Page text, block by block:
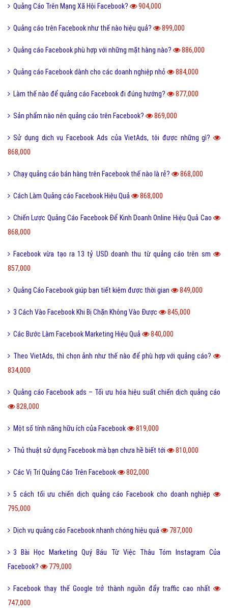
Quảng Cáo Trên Mạng Xã Hội Facebook? 904,000
Quảng cáo trên Facebook như thế nào hiệu quả? 899,000
Quảng cáo Facebook phù hợp với những mặt hàng nào? 886,000
Quảng cáo Facebook dành cho các doanh nghiệp nhỏ 884,000
Làm thế nào để quảng cáo Facebook đi đúng hướng? 877,000
Sản phẩm nào nên quảng cáo trên Facebook? 869,000
Sử dụng dịch vụ Facebook Ads của VietAds, tôi được những gì?
868,000
Chạy quảng cáo bán hàng trên Facebook thế nào là rẻ? 868,000
Cách Làm Quảng cáo Facebook Hiệu Quả 868,000
Chiến Lược Quảng Cáo Facebook Để Kinh Doanh Online Hiệu Quả Cao
868,000
Facebook vừa tạo ra 13 tỷ USD doanh thu từ quảng cáo trên sm
857,000
Quảng Cáo Facebook giúp bạn tiết kiệm được thời gian 849,000
3 Cách Vào Facebook Khi Bị Chặn Không Vào Được 845,000
Các Bước Làm Facebook Marketing Hiệu Quả 840,000
Theo VietAds, thì chọn ảnh như thế nào để phù hợp với quảng cáo?
834,000
Quảng cáo Facebook ads – Tối ưu hóa hiệu suất chiến dịch quảng cáo
828,000
Một số tính năng hữu ích của Facebook 819,000
Thủ thuật sử dụng Facebook mà bạn chưa hề biết tới 810,000
Các Vị Trí Quảng Cáo Trên Facebook 802,000
5 cách tối ưu chiến dịch quảng cáo Facebook cho doanh nghiệp
795,000
Dịch vụ quảng cáo Facebook nhanh chóng hiệu quả 787,000
3 Bài Học Marketing Quý Báu Từ Việc Thâu Tóm Instagram Của
Facebook?
779,000
Facebook thay thế Google trở thành nguồn đẩy traffic cao nhất
747,000